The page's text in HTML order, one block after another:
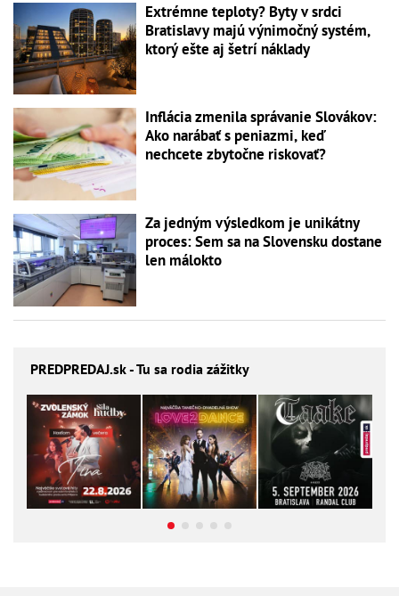
Extrémne teploty? Byty v srdci
Bratislavy majú výnimočný systém,
ktorý ešte aj šetrí náklady
Inflácia zmenila správanie Slovákov:
Ako narábať s peniazmi, keď
nechcete zbytočne riskovať?
Za jedným výsledkom je unikátny
proces: Sem sa na Slovensku dostane
len málokto
PREDPREDAJ.sk - Tu sa rodia zážitky